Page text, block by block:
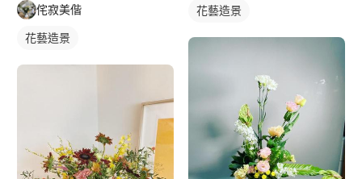
侘寂美偕
花藝造景
花藝造景